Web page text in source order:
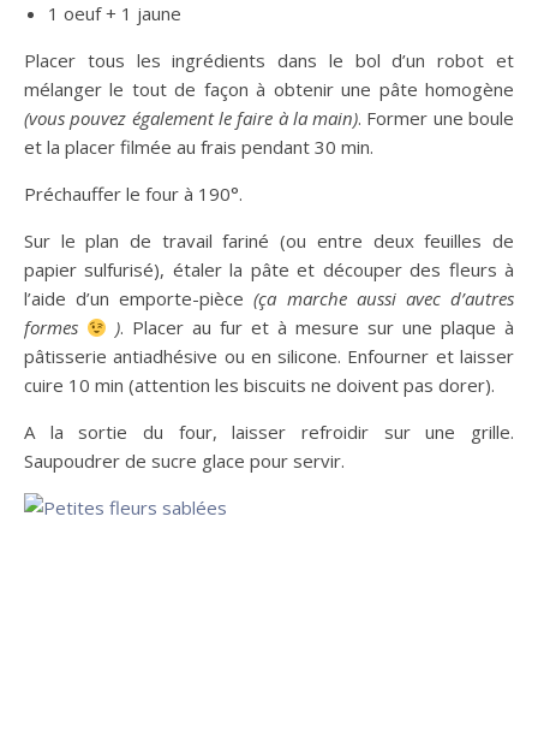
1 oeuf + 1 jaune
Placer tous les ingrédients dans le bol d’un robot et
mélanger le tout de façon à obtenir une pâte homogène
(vous pouvez également le faire à la main). Former une boule
et la placer filmée au frais pendant 30 min.
Préchauffer le four à 190°.
Sur le plan de travail fariné (ou entre deux feuilles de
papier sulfurisé), étaler la pâte et découper des fleurs à
l’aide d’un emporte-pièce(ça marche aussi avec d’autres
formes
). Placer au fur et à mesure sur une plaque à
pâtisserie antiadhésive ou en silicone. Enfourner et laisser
cuire 10 min (attention les biscuits ne doivent pas dorer).
A la sortie du four, laisser refroidir sur une grille.
Saupoudrer de sucre glace pour servir.